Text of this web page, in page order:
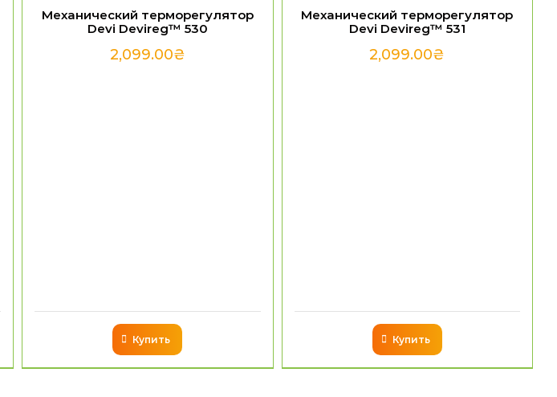
Механический терморегулятор
Devi Devireg™ 530
2,099.00₴
Купить
Механический терморегулятор
Devi Devireg™ 531
2,099.00₴
Купить